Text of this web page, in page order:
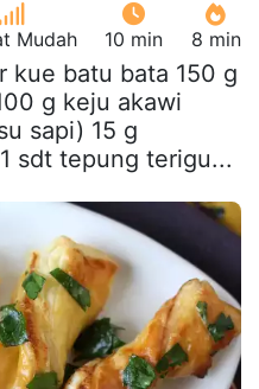
Mudah 10 min 8 min
kue batu bata 150 g
g keju akawi
sapi) 15 g
sdt tepung terigu...